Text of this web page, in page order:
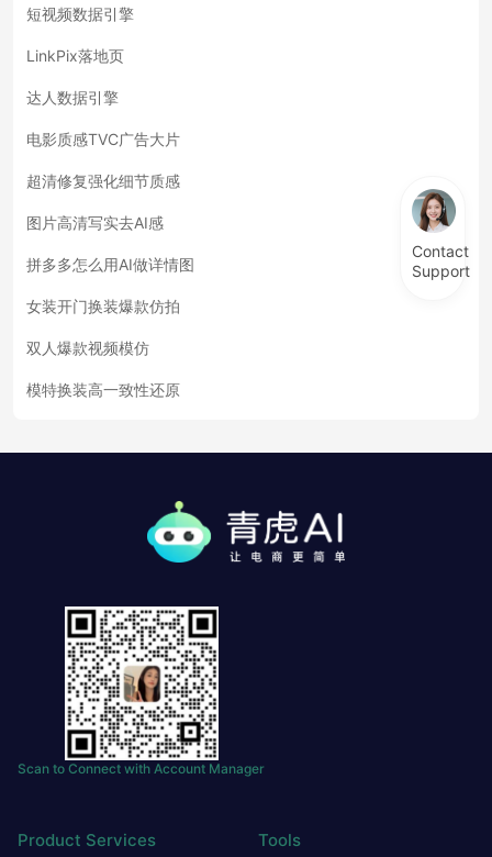
短视频数据引擎
LinkPix落地页
达人数据引擎
电影质感TVC广告大片
超清修复强化细节质感
图片高清写实去AI感
拼多多怎么用AI做详情图
女装开门换装爆款仿拍
双人爆款视频模仿
模特换装高一致性还原
Scan to Connect with Account Manager
Product Services Tools
Contact
Support